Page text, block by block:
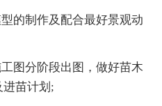
制作及配合最好景观动
分阶段出图，做好苗木
进苗计划;